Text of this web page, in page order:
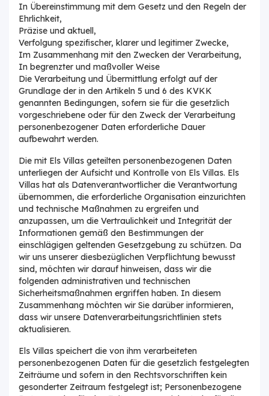
In Übereinstimmung mit dem Gesetz und den Regeln der
Ehrlichkeit,
Präzise und aktuell,
Verfolgung spezifischer, klarer und legitimer Zwecke,
Im Zusammenhang mit den Zwecken der Verarbeitung,
In begrenzter und maßvoller Weise
Die Verarbeitung und Übermittlung erfolgt auf der
Grundlage der in den Artikeln 5 und 6 des KVKK
genannten Bedingungen, sofern sie für die gesetzlich
vorgeschriebene oder für den Zweck der Verarbeitung
personenbezogener Daten erforderliche Dauer
aufbewahrt werden.
Die mit Els Villas geteilten personenbezogenen Daten
unterliegen der Aufsicht und Kontrolle von Els Villas. Els
Villas hat als Datenverantwortlicher die Verantwortung
übernommen, die erforderliche Organisation einzurichten
und technische Maßnahmen zu ergreifen und
anzupassen, um die Vertraulichkeit und Integrität der
Informationen gemäß den Bestimmungen der
einschlägigen geltenden Gesetzgebung zu schützen. Da
wir uns unserer diesbezüglichen Verpflichtung bewusst
sind, möchten wir darauf hinweisen, dass wir die
folgenden administrativen und technischen
Sicherheitsmaßnahmen ergriffen haben. In diesem
Zusammenhang möchten wir Sie darüber informieren,
dass wir unsere Datenverarbeitungsrichtlinien stets
aktualisieren.
Els Villas speichert die von ihm verarbeiteten
personenbezogenen Daten für die gesetzlich festgelegten
Zeiträume und sofern in den Rechtsvorschriften kein
gesonderter Zeitraum festgelegt ist; Personenbezogene